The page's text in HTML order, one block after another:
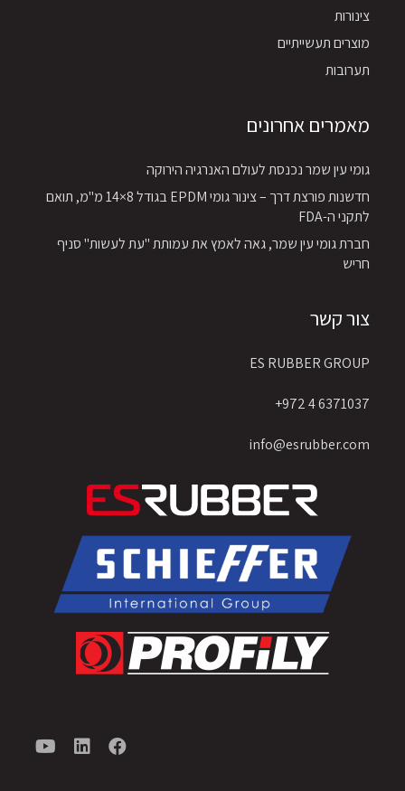
צינורות
מוצרים תעשייתיים
תערובות
מאמרים אחרונים
גומי עין שמר נכנסת לעולם האנרגיה הירוקה
חדשנות פורצת דרך – צינור גומי EPDM בגודל 8×14 מ"מ, תואם
לתקני ה-FDA
חברת גומי עין שמר, גאה לאמץ את עמותת "עת לעשות" סניף
חריש
צור קשר
ES RUBBER GROUP
6371037 4 972+
info@esrubber.com